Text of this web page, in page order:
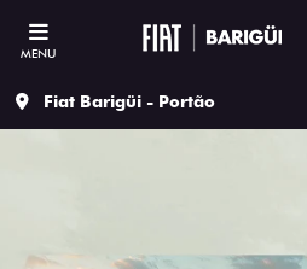
MENU
Fiat Barigüi - Portão